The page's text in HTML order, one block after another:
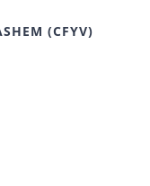
(CFYV)